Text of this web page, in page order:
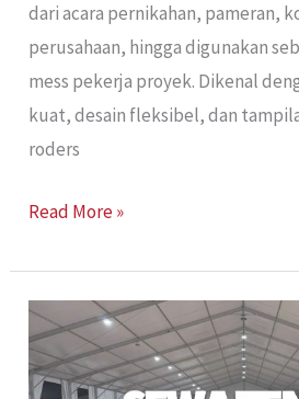
dari acara pernikahan, pameran,
perusahaan, hingga digunakan
mess pekerja proyek. Dikenal
kuat, desain fleksibel, dan
roders
Read More »
Sewa
Tenda
Roder